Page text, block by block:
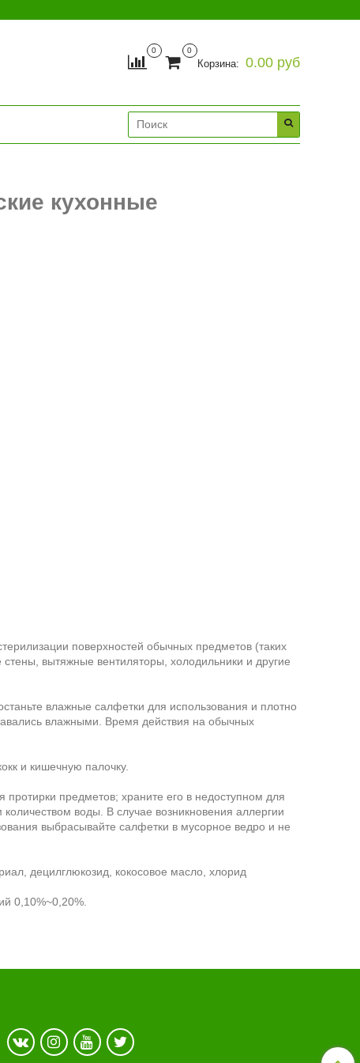
0 0
Корзина: 0.00 руб
кухонные
поверхностей обычных предметов (таких
вытяжные вентиляторы, холодильники и другие
влажные салфетки для использования и плотно
влажными. Время действия на обычных
и кишечную палочку.
протирки предметов; храните его в недоступном для
воды. В случае возникновения аллергии
выбрасывайте салфетки в мусорное ведро и не
децилглюкозид, кокосовое масло, хлорид
0,10%~0,20%.